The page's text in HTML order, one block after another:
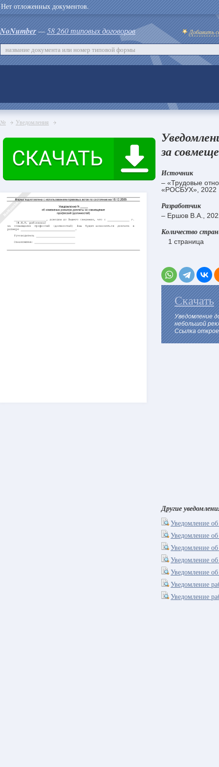
Нет отложенных документов.
NoNumber—58 260 типовых договоров Добавить
№ Уведомления
за
Источник
– «Трудовые
«РОСБУХ», 2022
Разработчик
– Ершов В.А.,
Количество
1 страница
Скачать
Уведомление
небольшой
Ссылка
Другие
Уведомление
Уведомление
Уведомление
Уведомление
Уведомление
Уведомление
Уведомление